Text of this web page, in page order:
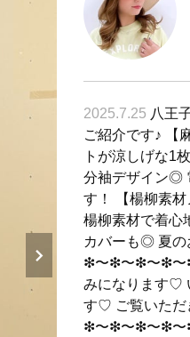
2025.7.25 八王
ご紹介です♪ 【
トが涼しげな1
分袖デザイン◎
す！ 【楊柳素
楊柳素材で着心
カバーも◎ 夏
❇︎〜❇︎〜❇︎〜❇︎〜❇︎
みになります♡
す♡ ご覧いただ
❇︎〜❇︎〜❇︎〜❇︎〜❇︎